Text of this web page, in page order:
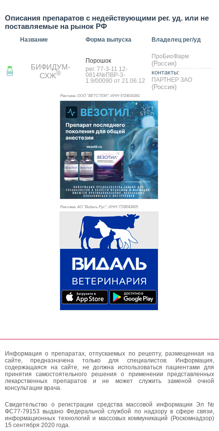
Описания препаратов с недействующими рег. уд. или не
поставляемые на рынок РФ
Название Форма выпуска Владелец рег/уд
БИФИДУМ-
СХЖ®
По­рошок
рег. 77-3-11.12-
0814№ПВР-3-
1.9/00090 от 21.06.12
ПроБиоФарм
(Россия)
контакты:
ПАРТНЕР ЗАО
(Россия)
Реклама. ООО "ВЕТСТЕМ", ИНН 9724016361
Реклама. АО "Видаль Рус", ИНН 7728043605
Информация о препаратах, отпускаемых по рецепту, размещенная на
сайте, предназначена только для специалистов. Информация,
содержащаяся на сайте, не должна использоваться пациентами для
принятия самостоятельного решения о применении представленных
лекарственных препаратов и не может служить заменой очной
консультации врача.
Свидетельство о регистрации средства массовой информации Эл №
ФС77-79153 выдано Федеральной службой по надзору в сфере связи,
информационных технологий и массовых коммуникаций (Роскомнадзор)
15 сентября 2020 года.